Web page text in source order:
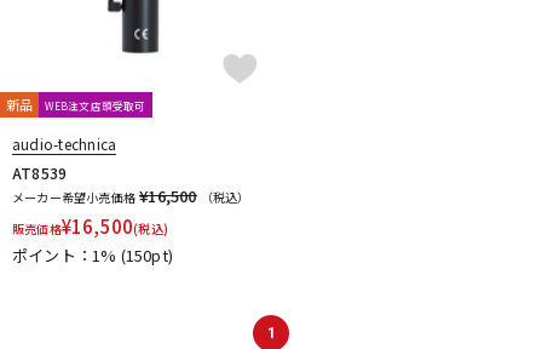
新品 WEB注文店頭受取可
audio-technica
AT8539
メーカー希望小売価格 ¥16,500
（税込）
販売価格¥16,500(税込)
ポイント：1% (150pt)
1